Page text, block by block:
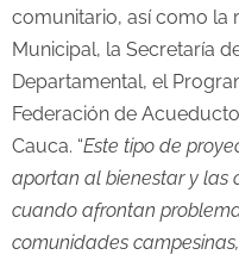
comunitario, así como la
Municipal, la Secretaría
Departamental, el
Federación de
Cauca. “Este tipo de
aportan al bienestar y las
cuando afrontan
comunidades